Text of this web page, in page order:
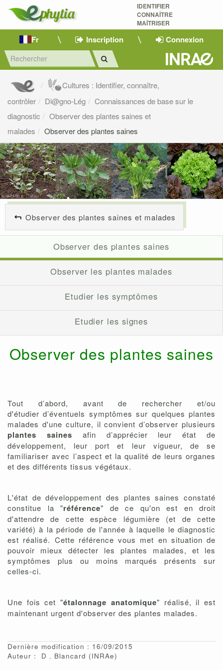
IDENTIFIER
CONNAÎTRE
MAÎTRISER
Fr Inscription Connexion
Cultures : Identifier, connaître,
contrôler
Di@gno-Lég
Connaissances de base sur le
diagnostic
Observer des plantes saines et
malades
Observer des plantes saines
Observer des plantes saines et malades
Observer des plantes saines
Observer les plantes malades
Etudier les symptômes
Etudier les signes
Observer des plantes saines
Tout d’abord, avant de rechercher et/ou
d'étudier d’éventuels symptômes sur quelques plantes
malades d'une culture, il convient d’observer plusieurs
plantes saines afin d’apprécier leur état de
développement, leur port et leur vigueur, de se
familiariser avec l’aspect et la qualité de leurs organes
et des différents tissus végétaux.
L'état de développement des plantes saines constaté
constitue la "référence" de ce qu'on est en droit
d'attendre de cette espèce légumière (et de cette
variété) à la période de l'année à laquelle le diagnostic
est réalisé. Cette référence vous met en situation de
pouvoir mieux détecter les plantes malades, et les
symptômes plus ou moins marqués présents sur
celles-ci.
Une fois cet "étalonnage anatomique" réalisé, il est
maintenant urgent d'observer des plantes malades.
Dernière modification : 16/09/2015
Auteur :
D Blancard (INRAe)